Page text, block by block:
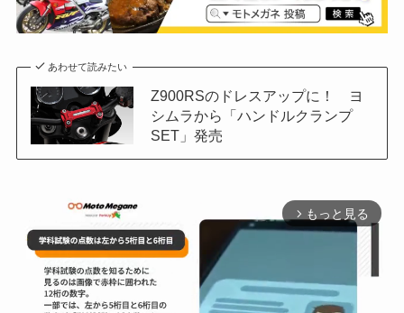
あわせて読みたい
Z900RSのドレスアップに！ ヨ
シムラから「ハンドルクランプ
SET」発売
arrow_forward_ios もっと見る